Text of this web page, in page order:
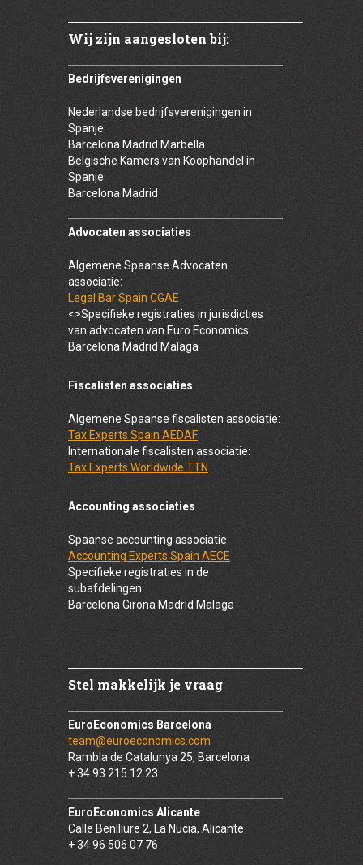
Wij zijn aangesloten bij:
Bedrijfsverenigingen
Nederlandse bedrijfsverenigingen in
Spanje:
Barcelona Madrid Marbella
Belgische Kamers van Koophandel in
Spanje:
Barcelona Madrid
Advocaten associaties
Algemene Spaanse Advocaten
associatie:
Legal Bar Spain CGAE
<>Specifieke registraties in jurisdicties
van advocaten van Euro Economics:
Barcelona Madrid Malaga
Fiscalisten associaties
Algemene Spaanse fiscalisten associatie:
Tax Experts Spain AEDAF
Internationale fiscalisten associatie:
Tax Experts Worldwide TTN
Accounting associaties
Spaanse accounting associatie:
Accounting Experts Spain AECE
Specifieke registraties in de
subafdelingen:
Barcelona Girona Madrid Malaga
Stel makkelijk je vraag
EuroEconomics Barcelona
team@euroeconomics.com
Rambla de Catalunya 25, Barcelona
+ 34 93 215 12 23
EuroEconomics Alicante
Calle Benlliure 2, La Nucia, Alicante
+ 34 96 506 07 76